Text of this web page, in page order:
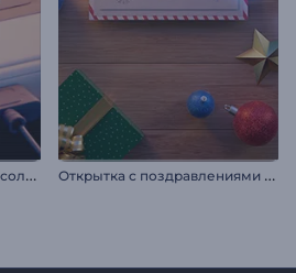
И
нтро игровых ретро консолей О
ткрытка с поздравлениями с праздником